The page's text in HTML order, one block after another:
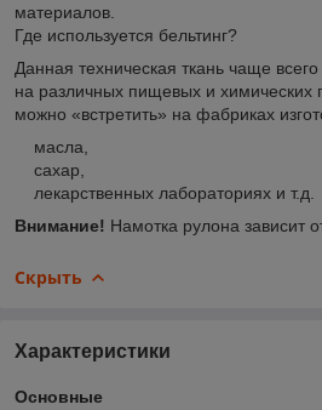
материалов.
Где используется бельтинг?
Данная техническая ткань чаще
на различных пищевых и химических
можно «встретить» на фабриках
масла,
сахар,
лекарственных лабораториях и т.д.
Внимание! Намотка рулона зависит
Скрыть
Характеристики
Основные